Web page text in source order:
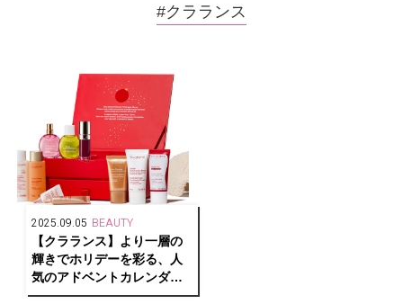
#クラランス
2025.09.05 BEAUTY
【クラランス】より一層の
輝きでホリデーを彩る、人
気のアドベントカレンダー
が登場